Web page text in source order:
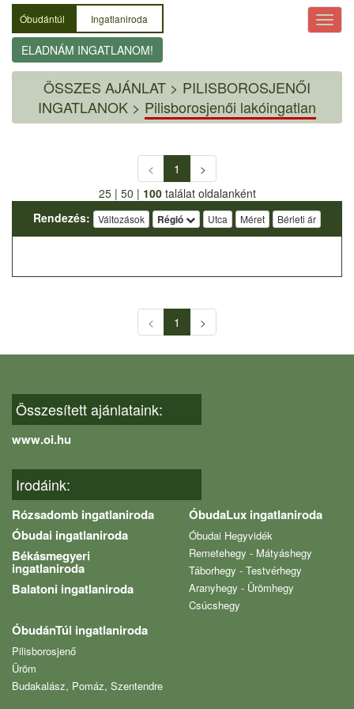
Óbudántúl Ingatlaniroda
ELADNÁM INGATLANOM!
ÖSSZES AJÁNLAT > PILISBOROSJENŐI
INGATLANOK > Pilisborosjenői lakóingatlan
< 1
>
25| 50 | 100találat oldalanként
Rendezés:
Változások Régió Utca Méret Bérleti ár
< 1 >
Összesített ajánlataink:
www.oi.hu
Irodáink:
Rózsadomb ingatlaniroda
Óbudai ingatlaniroda
Békásmegyeri
ingatlaniroda
Balatoni ingatlaniroda
ÓbudaLux ingatlaniroda
Óbudai Hegyvidék
Remetehegy - Mátyáshegy
Táborhegy - Testvérhegy
Aranyhegy - Ürömhegy
Csúcshegy
ÓbudánTúl ingatlaniroda
Pilisborosjenő
Üröm
Budakalász, Pomáz, Szentendre